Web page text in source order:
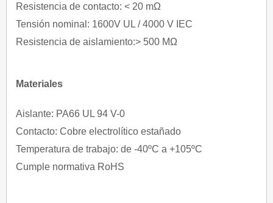
Resistencia de contacto: < 20 mΩ
Tensión nominal: 1600V UL / 4000 V IEC
Resistencia de aislamiento:> 500 MΩ
Materiales
Aislante: PA66 UL 94 V-0
Contacto: Cobre electrolítico estañado
Temperatura de trabajo: de -40ºC a +105ºC
Cumple normativa RoHS